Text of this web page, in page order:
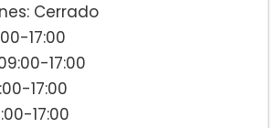
Cerrado
17:00
17:00
17:00
17:00